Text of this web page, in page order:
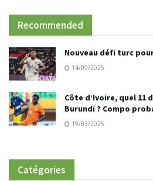
Recommended
Nouveau défi turc
14/09/2025
Côte d’Ivoire, quel 11
Burundi ? Compo
19/03/2025
Catégories